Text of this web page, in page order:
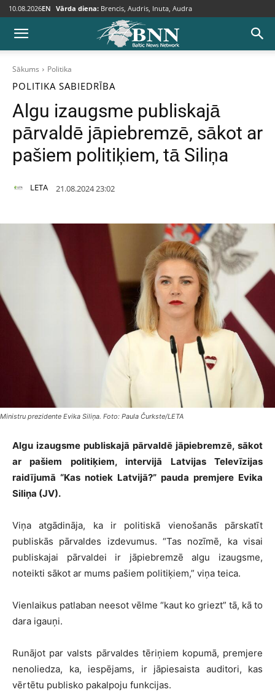
10.08.2026EN Vārda diena: Brencis, Audris, Inuta, Audra
Sākums Politika
POLITIKA SABIEDRĪBA
Algu izaugsme publiskajā
pārvaldē jāpiebremzē, sākot ar
pašiem politiķiem, tā Siliņa
LETA 21.08.2024 23:02
Ministru prezidente Evika Siliņa. Foto: Paula Čurkste/LETA
Algu izaugsme publiskajā pārvaldē jāpiebremzē, sākot
ar pašiem politiķiem, intervijā Latvijas Televīzijas
raidījumā “Kas notiek Latvijā?” pauda premjere Evika
Siliņa (JV).
Viņa atgādināja, ka ir politiskā vienošanās pārskatīt
publiskās pārvaldes izdevumus. “Tas nozīmē, ka visai
publiskajai pārvaldei ir jāpiebremzē algu izaugsme,
noteikti sākot ar mums pašiem politiķiem,” viņa teica.
Vienlaikus patlaban neesot vēlme “kaut ko griezt” tā, kā to
dara igauņi.
Runājot par valsts pārvaldes tēriņiem kopumā, premjere
nenoliedza, ka, iespējams, ir jāpiesaista auditori, kas
vērtētu publisko pakalpoju funkcijas.